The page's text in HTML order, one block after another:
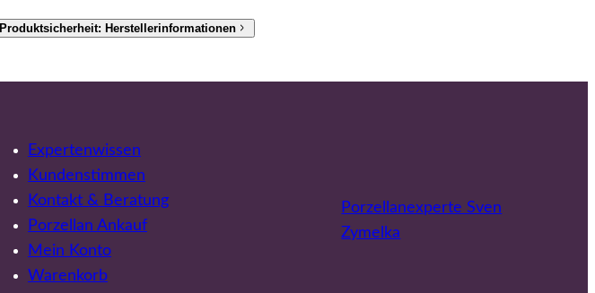
Produktsicherheit: Herstellerinformationen
Expertenwissen
Kundenstimmen
Kontakt & Beratung
Porzellan Ankauf
Mein Konto
Warenkorb
Porzellanexperte Sven
Zymelka